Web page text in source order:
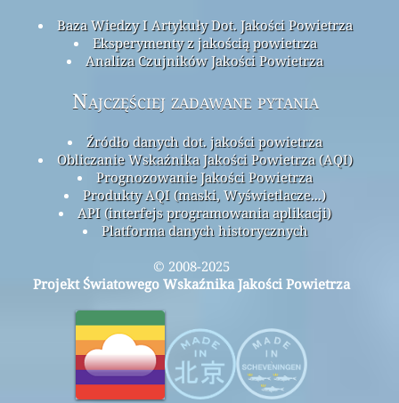
Baza Wiedzy I Artykuły Dot. Jakości Powietrza
Eksperymenty z jakością powietrza
Analiza Czujników Jakości Powietrza
Najczęściej zadawane pytania
Źródło danych dot. jakości powietrza
Obliczanie Wskaźnika Jakości Powietrza (AQI)
Prognozowanie Jakości Powietrza
Produkty AQI (maski, Wyświetlacze...)
API (interfejs programowania aplikacji)
Platforma danych historycznych
© 2008-2025
Projekt Światowego Wskaźnika Jakości Powietrza